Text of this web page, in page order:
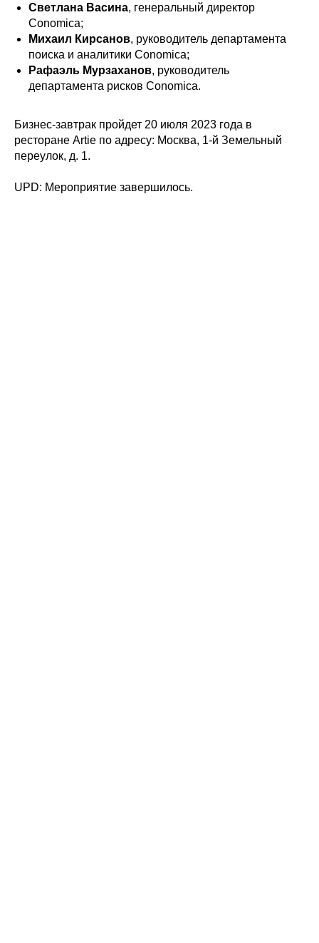
Светлана Васина, генеральный директор
Conomica;
Михаил Кирсанов, руководитель департамента
поиска и аналитики Conomica;
Рафаэль Мурзаханов, руководитель
департамента рисков Conomica.
Бизнес-завтрак пройдет 20 июля 2023 года в
ресторане Artie по адресу: Москва, 1-й Земельный
переулок, д. 1.
UPD: Мероприятие завершилось.